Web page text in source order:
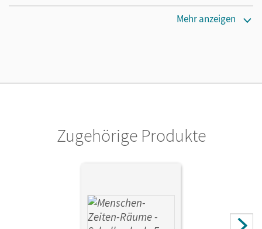
Humann, Wolfgang; Köster, Elisabeth; Potente, Dieter;
Mehr anzeigen
Zugehörige Produkte